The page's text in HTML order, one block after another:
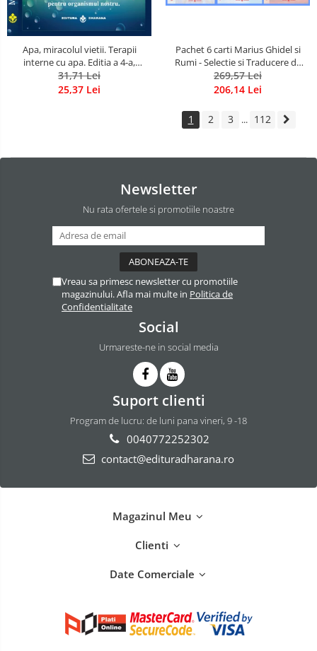
Apa, miracolul vietii. Terapii
interne cu apa. Editia a 4-a,
revizuita si adaugita.
31,71 Lei
25,37 Lei
Pachet 6 carti Marius Ghidel si
Rumi - Selectie si Traducere de
Marius Ghidel
269,57 Lei
206,14 Lei
1 2 3 ... 112
Newsletter
Nu rata ofertele si promotiile noastre
Vreau sa primesc newsletter cu promotiile
magazinului. Afla mai multe in Politica de
Confidentialitate
Social
Urmareste-ne in social media
Suport clienti
Program de lucru: de luni pana vineri, 9 -18
0040772252302
contact@edituradharana.ro
Magazinul Meu
Clienti
Date Comerciale